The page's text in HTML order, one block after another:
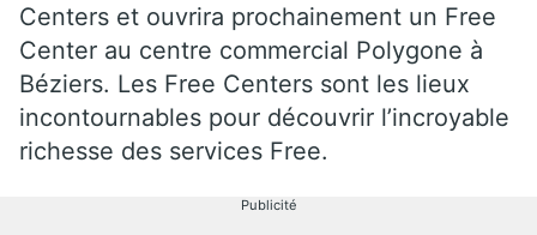
Centers et ouvrira prochainement un Free
Center au centre commercial Polygone à
Béziers. Les Free Centers sont les lieux
incontournables pour découvrir l’incroyable
richesse des services Free.
Publicité